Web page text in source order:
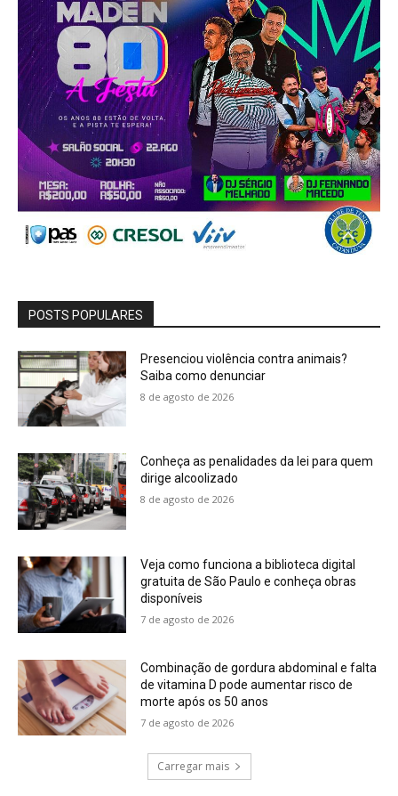
POSTS POPULARES
Presenciou violência contra animais?
Saiba como denunciar
8 de agosto de 2026
Conheça as penalidades da lei para quem
dirige alcoolizado
8 de agosto de 2026
Veja como funciona a biblioteca digital
gratuita de São Paulo e conheça obras
disponíveis
7 de agosto de 2026
Combinação de gordura abdominal e falta
de vitamina D pode aumentar risco de
morte após os 50 anos
7 de agosto de 2026
Carregar mais